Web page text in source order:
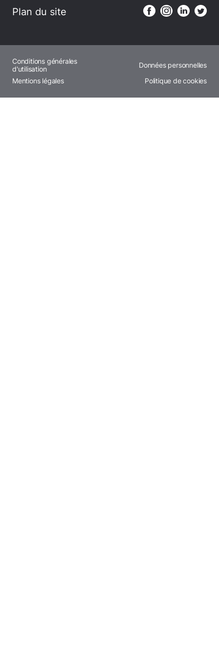
Plan du site
Conditions générales
d'utilisation
Données personnelles
Mentions légales
Politique de cookies